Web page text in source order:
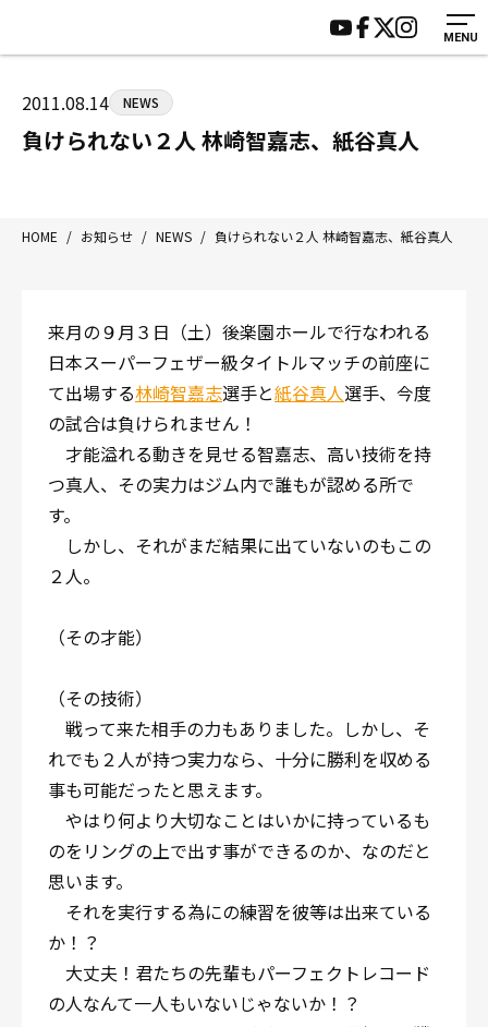
MENU
八王子中屋ボクシングジム
〒192-0072 東京都八王子市南町3-8 第2原嶋ビル1F
Tel/Fax：042-622-7222
営業時間：月〜土 14:00〜22:00 / 日・祝 14:00〜19:00
HOME
ジムについて
トレーニング
入会案内
施設紹介
会員様の声
サポーター募集
2011.08.14 NEWS
負けられない２人 林崎智嘉志、紙谷真人
HOME / お知らせ / NEWS / 負けられない２人 林崎智嘉志、紙谷真人
来月の９月３日（土）後楽園ホールで行なわれる
日本スーパーフェザー級タイトルマッチの前座に
て出場する林崎智嘉志選手と紙谷真人選手、今度
の試合は負けられません！
才能溢れる動きを見せる智嘉志、高い技術を持
つ真人、その実力はジム内で誰もが認める所で
す。
しかし、それがまだ結果に出ていないのもこの
２人。
（その才能）
（その技術）
戦って来た相手の力もありました。しかし、そ
れでも２人が持つ実力なら、十分に勝利を収める
事も可能だったと思えます。
やはり何より大切なことはいかに持っているも
のをリングの上で出す事ができるのか、なのだと
思います。
それを実行する為にの練習を彼等は出来ている
か！？
大丈夫！君たちの先輩もパーフェクトレコード
の人なんて一人もいないじゃないか！？